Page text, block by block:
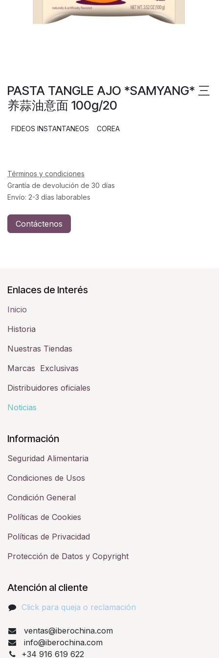
PASTA TANGLE AJO *SAMYANG* 三
养蒜油意面 100g/20
FIDEOS INSTANTANEOS COREA
Términos y condiciones
Grantía de devolución de 30 días
Envío: 2-3 días laborables
Contáctenos
Enlaces de Interés
Inicio
Historia​
Nuestras Tiendas
Marcas Exclusivas
Distribuidores oficiales
Noticias
Información
Seguridad Alimentaria
Condiciones de Usos
Condición General
Políticas de Cookies
Políticas de Privacidad
Protección de Datos y Copyright
Atención al cliente
Click para queja o reclamación​
ventas@iberochina.com
info@iberochina.com
+34 916 619 622